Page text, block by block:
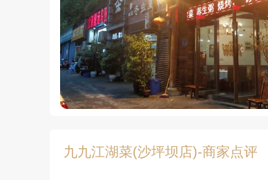
九九江湖菜(沙坪坝店)-商家点评